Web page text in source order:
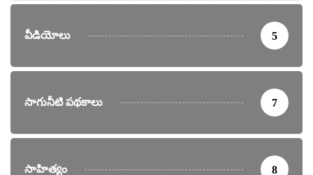
వీడియోలు 5
సాగునీటి పథకాలు 7
సాహిత్యం 8